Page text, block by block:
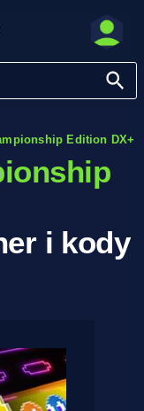
Edition DX+
i kody